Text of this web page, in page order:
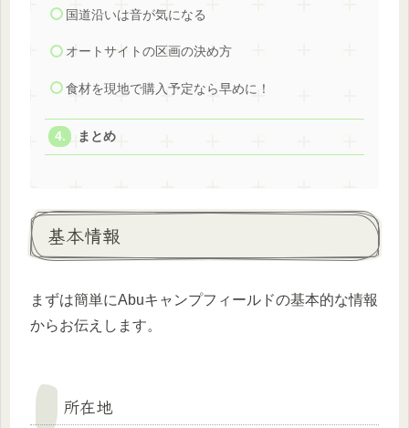
国道沿いは音が気になる
オートサイトの区画の決め方
食材を現地で購入予定なら早めに！
まとめ
基本情報
まずは簡単にAbuキャンプフィールドの基本的な情報
からお伝えします。
所在地